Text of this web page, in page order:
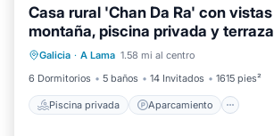
Casa rural 'Chan Da Ra' con vistas
montaña, piscina privada y
Galicia · A Lama 1.58 mi al centro
6 Dormitorios
5 baños 14 Invitados 1615 pies²
Piscina privada Aparcamiento
Piscina privada
Aparcamiento
Piscina
Balcón/Terraza